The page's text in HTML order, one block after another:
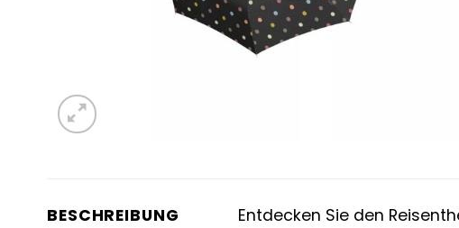
BESCHREIBUNG Entdecken Sie den